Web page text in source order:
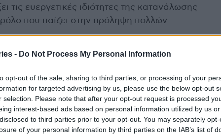
- Do Not Process My Personal Information
opt-out of the sale, sharing to third parties, or processing of your
for targeted advertising by us, please use the below opt-out
selection. Please note that after your opt-out request is processed
interest-based ads based on personal information utilized by us
to third parties prior to your opt-out. You may separately
of your personal information by third parties on the IAB’s list of
τις ευεργετικές ιδιότητες της κατανάλωσης
που παίζει στην πρόληψη πολλών
-
έχει λίγες θερμίδες. Είναι πλούσια σε
, που μας κρατά ικανοποιημένους,
MS, RD. Σε μιαμελέτη,φάνηκε ότι η